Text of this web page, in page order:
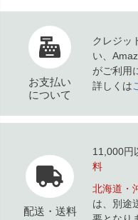
お支払い
について
クレジッ
い、
がご利用
詳しくは
配送・送料
11,000円
料
北海道・
は、別途